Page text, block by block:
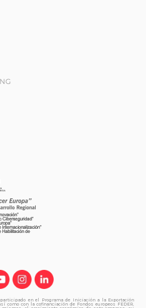
en el Programa de Iniciación a la Exportación
como con la cofinanciación de Fondos europeos FEDER,